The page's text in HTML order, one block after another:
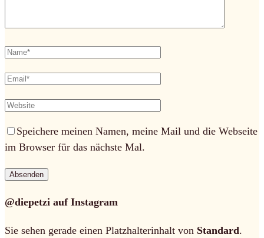
Speichere meinen Namen, meine Mail und die Webseite
im Browser für das nächste Mal.
@diepetzi auf Instagram
Sie sehen gerade einen Platzhalterinhalt von Standard.